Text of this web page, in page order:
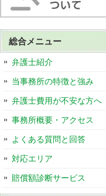
総合メニュー
弁護士紹介
当事務所の特徴と強み
弁護士費用が不安な方へ
事務所概要・アクセス
よくある質問と回答
対応エリア
賠償額診断サービス